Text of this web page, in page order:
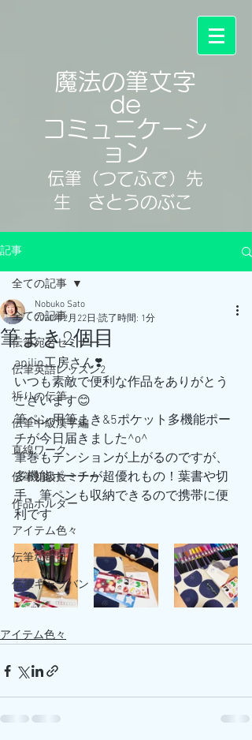
魔法の筆文字
de
コミュニケーシ
ョン
伝筆（つてふで）先
生 さとうのぶこ
記事
全ての記事
伝筆宛名セミナー
伝筆英語レッスン2
祈りの伝筆
伝筆中級漢字編
直線ワーク
伝筆初級セミナー
作品ホルダー
アイテム色々
伝筆な毎日
伝筆キャラバン
全ての記事
筆まき2個目
Nobuko Sato
2020年2月22日 読了時間: 1分
apilin工房さん❣️
いつも素敵で便利な作品をありがとう
ございます😊
筆ペン用筆まき&5ポケット多機能ポー
チが今日届きました^o^
筆巻もテンションが上がるのですが、
多機能ポーチが超優れもの！葉書や切
手、筆ペンも収納できるので携帯に便
利です
アイテム色々